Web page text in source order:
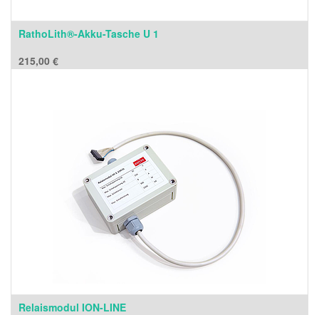
RathoLith®-Akku-Tasche U 1
215,00 €
Relaismodul ION-LINE